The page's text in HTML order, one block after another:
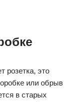
розетка, это
или обрыв
в старых